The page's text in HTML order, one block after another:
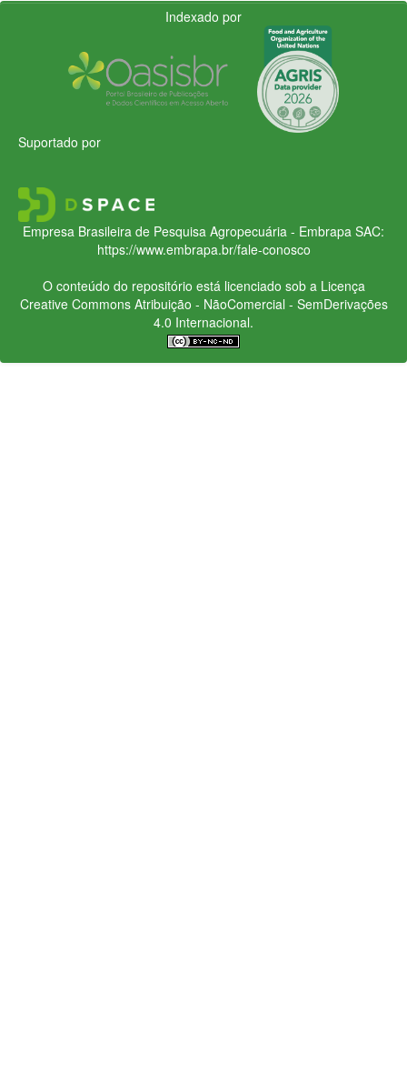
Indexado por
Suportado por
Empresa Brasileira de Pesquisa Agropecuária - Embrapa SAC:
https://www.embrapa.br/fale-conosco
O conteúdo do repositório está licenciado sob a Licença
Creative CommonsAtribuição - NãoComercial - SemDerivações
4.0 Internacional.